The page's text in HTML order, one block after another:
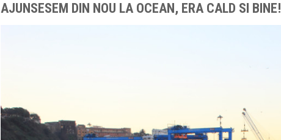
AJUNSESEM DIN NOU LA OCEAN, ERA CALD SI BINE!